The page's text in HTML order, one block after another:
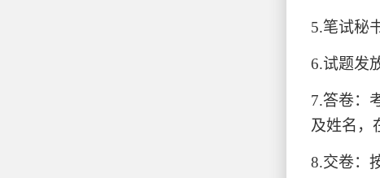
5.笔试秘
6.试题发
7.答卷：
及姓名，
8.交卷：